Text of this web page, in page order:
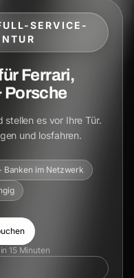
SERVICE-
Ferrari,
Porsche
stellen es vor Ihre Tür.
und losfahren.
Banken im Netzwerk
15 Minuten